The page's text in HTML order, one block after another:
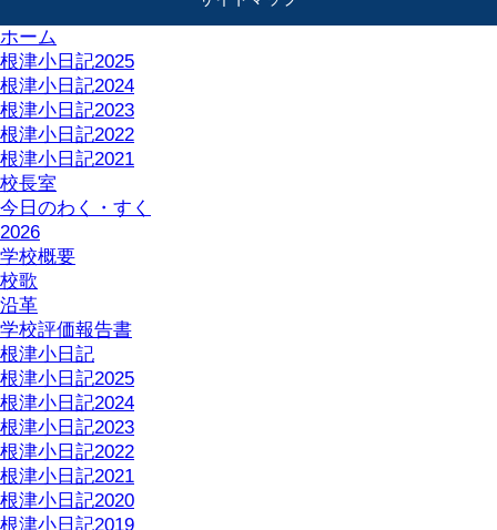
ホーム
根津小日記2025
根津小日記2024
根津小日記2023
根津小日記2022
根津小日記2021
校長室
今日のわく・すく
2026
学校概要
校歌
沿革
学校評価報告書
根津小日記
根津小日記2025
根津小日記2024
根津小日記2023
根津小日記2022
根津小日記2021
根津小日記2020
根津小日記2019